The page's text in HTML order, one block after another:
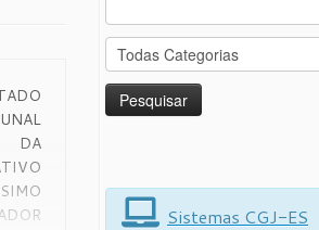
DA
for:
Sistemas CGJ-ES